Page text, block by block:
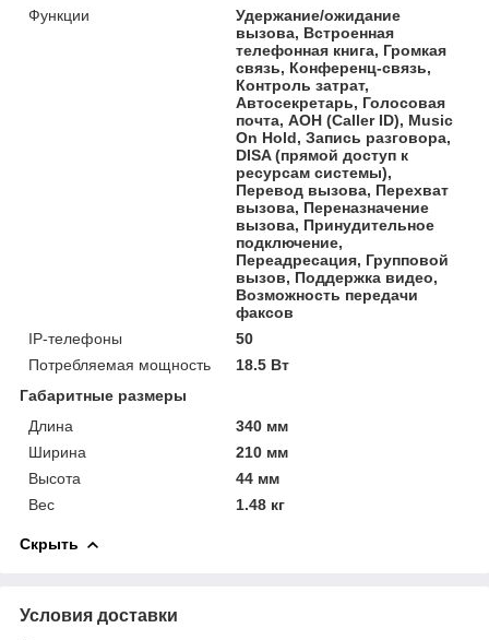
Функции
Удержание/ожидание
вызова, Встроенная
телефонная книга, Громкая
связь, Конференц-связь,
Контроль затрат,
Автосекретарь, Голосовая
почта, АОН (Caller ID), Music
On Hold, Запись разговора,
DISA (прямой доступ к
ресурсам системы),
Перевод вызова, Перехват
вызова, Переназначение
вызова, Принудительное
подключение,
Переадресация, Групповой
вызов, Поддержка видео,
Возможность передачи
факсов
IP-телефоны
50
Потребляемая мощность
18.5 Вт
Габаритные размеры
Длина
340 мм
Ширина
210 мм
Высота
44 мм
Вес
1.48 кг
Скрыть
Условия доставки